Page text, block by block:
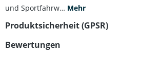
und Sportfahrw… Mehr
Produktsicherheit (GPSR)
Bewertungen